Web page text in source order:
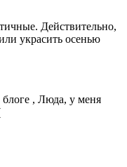
Действительно,
украсить осенью
, Люда, у меня